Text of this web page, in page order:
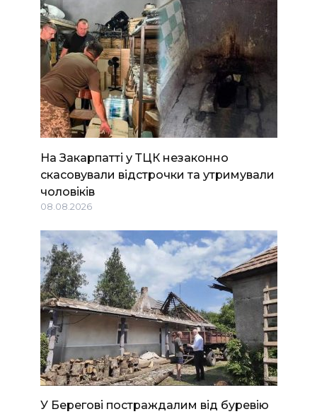
На Закарпатті у ТЦК незаконно
скасовували відстрочки та утримували
чоловіків
08.08.2026
У Берегові постраждалим від буревію